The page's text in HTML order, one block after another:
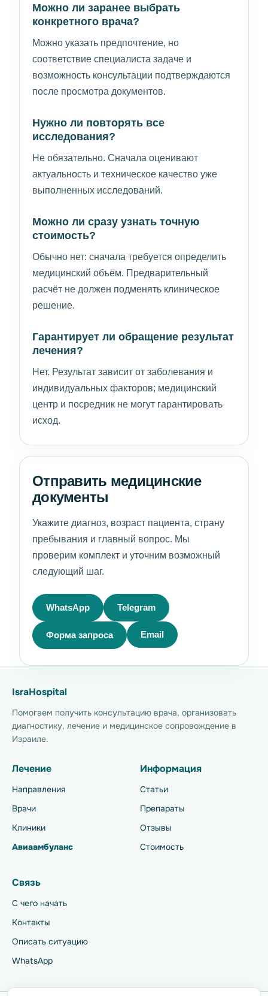
Можно ли заранее выбрать
конкретного врача?
Можно указать предпочтение, но
соответствие специалиста задаче и
возможность консультации подтверждаются
после просмотра документов.
Нужно ли повторять все
исследования?
Не обязательно. Сначала оценивают
актуальность и техническое качество уже
выполненных исследований.
Можно ли сразу узнать точную
стоимость?
Обычно нет: сначала требуется определить
медицинский объём. Предварительный
расчёт не должен подменять клиническое
решение.
Гарантирует ли обращение результат
лечения?
Нет. Результат зависит от заболевания и
индивидуальных факторов; медицинский
центр и посредник не могут гарантировать
исход.
Отправить медицинские
документы
Укажите диагноз, возраст пациента, страну
пребывания и главный вопрос. Мы
проверим комплект и уточним возможный
следующий шаг.
WhatsApp Telegram
Форма запроса Email
IsraHospital
Помогаем получить консультацию врача, организовать
диагностику, лечение и медицинское сопровождение в
Израиле.
Лечение
Направления
Врачи
Клиники
Авиаамбуланс
Информация
Статьи
Препараты
Отзывы
Стоимость
Связь
С чего начать
Контакты
Описать ситуацию
WhatsApp